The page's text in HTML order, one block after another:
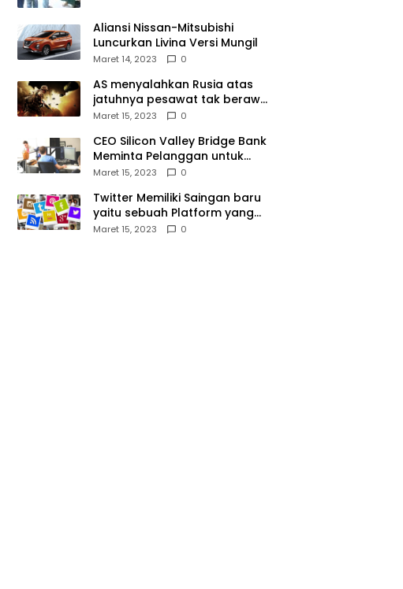
Aliansi Nissan-Mitsubishi
Luncurkan Livina Versi Mungil
Maret 14, 2023 0
AS menyalahkan Rusia atas
jatuhnya pesawat tak berawak
di Laut Hitam, Moskow
Maret 15, 2023 0
CEO Silicon Valley Bridge Bank
Meminta Pelanggan untuk
menyetor ulang dana Mereka
Maret 15, 2023 0
Twitter Memiliki Saingan baru
yaitu sebuah Platform yang
dibuat oleh Meta
Maret 15, 2023 0